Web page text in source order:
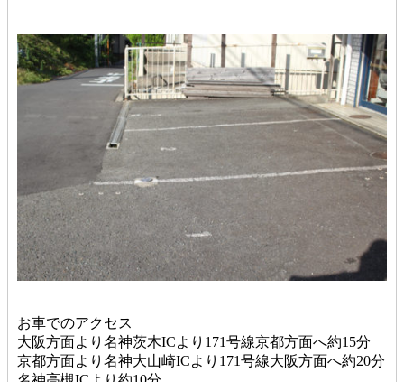
お車でのアクセス
大阪方面より名神茨木ICより171号線京都方面へ約15分
京都方面より名神大山崎ICより171号線大阪方面へ約20分